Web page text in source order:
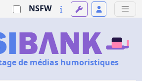
NSFW
de médias humoristiques